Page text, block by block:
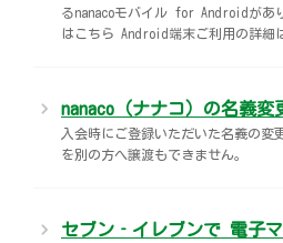
るnanacoモバイル for Androidがあ
はこちら Android端末ご利用の詳細
nanaco（ナナコ）の名義変
入会時にご登録いただいた名義の変
を別の方へ譲渡もできません。
セブン‐イレブンで 電子マ